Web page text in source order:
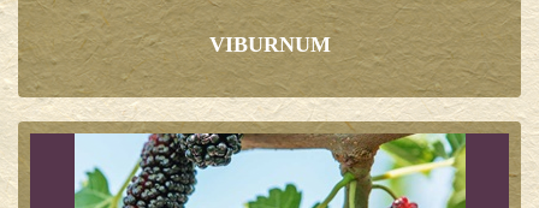
VIBURNUM